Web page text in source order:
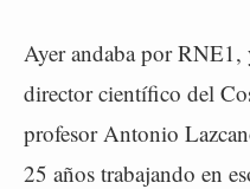
Ayer andaba por
director científico del
profesor Antonio
25 años trabajando en